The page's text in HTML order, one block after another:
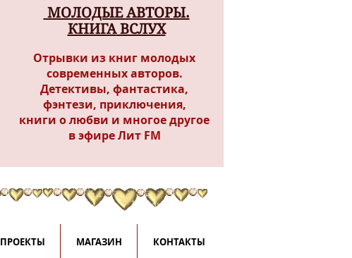
МОЛОДЫЕ АВТОРЫ.
КНИГАВСЛУХ
Отрывки из книг молодых
современных авторов.
Детективы, фантастика,
фэнтези, приключения,
книги о любви и многое другое
в эфире Лит FM
ПРОЕКТЫ МАГАЗИН КОНТАКТЫ